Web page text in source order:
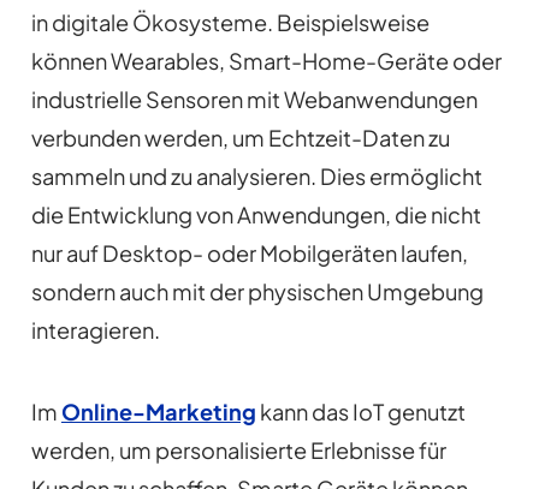
in digitale Ökosysteme. Beispielsweise
können Wearables, Smart-Home-Geräte oder
industrielle Sensoren mit Webanwendungen
verbunden werden, um Echtzeit-Daten zu
sammeln und zu analysieren. Dies ermöglicht
die Entwicklung von Anwendungen, die nicht
nur auf Desktop- oder Mobilgeräten laufen,
sondern auch mit der physischen Umgebung
interagieren.
Im Online-Marketing kann das IoT genutzt
werden, um personalisierte Erlebnisse für